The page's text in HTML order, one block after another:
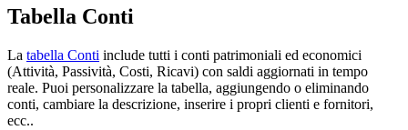
Tabella Conti
La tabella Conti include tutti i conti patrimoniali ed economici
(Attività, Passività, Costi, Ricavi) con saldi aggiornati in tempo
reale. Puoi personalizzare la tabella, aggiungendo o eliminando
conti, cambiare la descrizione, inserire i propri clienti e fornitori,
ecc..